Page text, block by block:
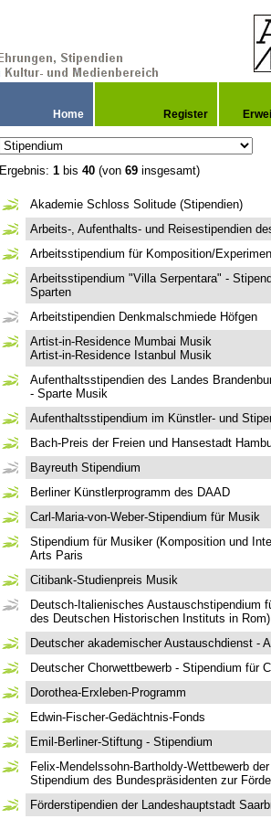
Home Register
Ergebnis: 1 bis 40 (von 69 insgesamt)
Akademie Schloss Solitude (Stipendien)
Arbeits-, Aufenthalts- und Reisestipendien
Arbeitsstipendium für Komposition/
Arbeitsstipendium "Villa Serpentara" -
Sparten
Arbeitstipendien Denkmalschmiede Höfgen
Artist-in-Residence Mumbai Musik
Artist-in-Residence Istanbul Musik
Aufenthaltsstipendien des Landes
- Sparte Musik
Aufenthaltsstipendium im Künstler- und
Bach-Preis der Freien und Hansestadt
Bayreuth Stipendium
Berliner Künstlerprogramm des DAAD
Carl-Maria-von-Weber-Stipendium für Musik
Stipendium für Musiker (Komposition und
Arts Paris
Citibank-Studienpreis Musik
Deutsch-Italienisches Austauschstipendium
des Deutschen Historischen Instituts in Rom)
Deutscher akademischer Austauschdienst -
Deutscher Chorwettbewerb - Stipendium für
Dorothea-Erxleben-Programm
Edwin-Fischer-Gedächtnis-Fonds
Emil-Berliner-Stiftung - Stipendium
Felix-Mendelssohn-Bartholdy-Wettbewerb
Stipendium des Bundespräsidenten zur
Förderstipendien der Landeshauptstadt